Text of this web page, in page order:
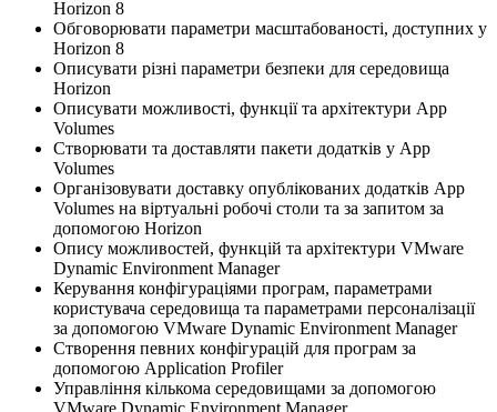
Horizon 8
Обговорювати параметри масштабованості, доступних у
Horizon 8
Описувати різні параметри безпеки для середовища
Horizon
Описувати можливості, функції та архітектури App
Volumes
Створювати та доставляти пакети додатків у App
Volumes
Організовувати доставку опублікованих додатків App
Volumes на віртуальні робочі столи та за запитом за
допомогою Horizon
Опису можливостей, функцій та архітектури VMware
Dynamic Environment Manager
Керування конфігураціями програм, параметрами
користувача середовища та параметрами персоналізації
за допомогою VMware Dynamic Environment Manager
Створення певних конфігурацій для програм за
допомогою Application Profiler
Управління кількома середовищами за допомогою